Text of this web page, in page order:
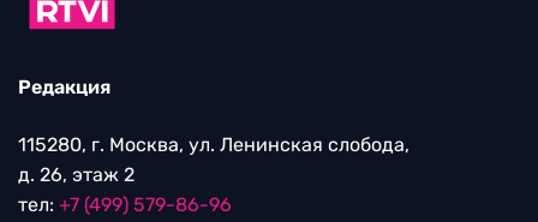
Редакция
115280, г. Москва, ул. Ленинская слобода,
д. 26, этаж 2
тел: +7 (499) 579-86-96